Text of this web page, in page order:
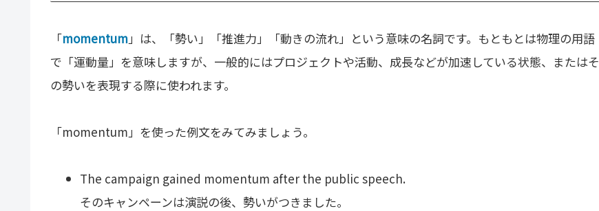
「momentum」は、「勢い」「推進力」「動きの流れ」という意味の名詞です。もともとは物理の用語
で「運動量」を意味しますが、一般的にはプロジェクトや活動、成長などが加速している状態、またはそ
の勢いを表現する際に使われます。
「momentum」を使った例文をみてみましょう。
The campaign gained momentum after the public speech.
そのキャンペーンは演説の後、勢いがつきました。